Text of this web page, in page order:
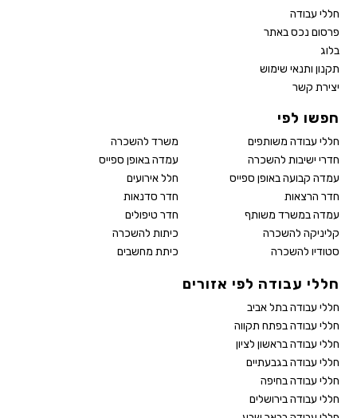
חללי עבודה
פרסום נכס באתר
בלוג
תקנון ותנאי שימוש
יצירת קשר
חפשו לפי
חללי עבודה משותפים
משרד להשכרה
חדרי ישיבות להשכרה
עמדה באופן ספייס
עמדה קבועה באופן ספייס
חלל אירועים
חדר הרצאות
חדר סדנאות
עמדה במשרד משותף
חדר טיפולים
קליניקה להשכרה
כיתות להשכרה
סטודיו להשכרה
כיתת מחשבים
חללי עבודה לפי אזורים
חללי עבודה בתל אביב
חללי עבודה בפתח תקווה
חללי עבודה בראשון לציון
חללי עבודה בגבעתיים
חללי עבודה בחיפה
חללי עבודה בירושלים